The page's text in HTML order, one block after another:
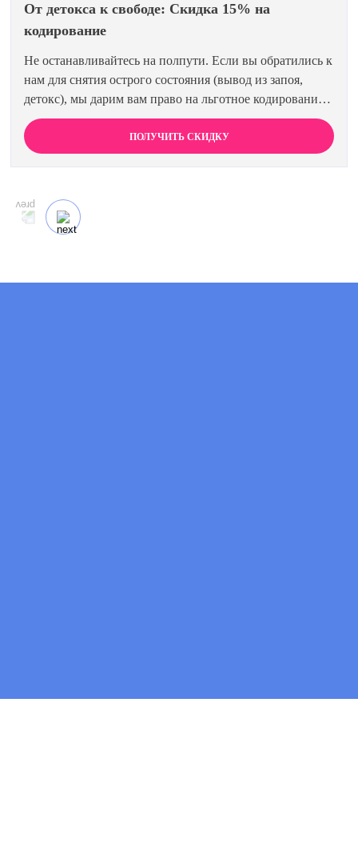
От детокса к свободе: Скидка 15% на
кодирование
Не останавливайтесь на полпути. Если вы обратились к
нам для снятия острого состояния (вывод из запоя,
детокс), мы дарим вам право на льготное кодирование.
Просто предъявите документ об оплате первичной
процедуры, и получите скидку 15% на любой метод
кодирования в нашей клинике. Ваш путь к трезвости
ПОЛУЧИТЬ СКИДКУ